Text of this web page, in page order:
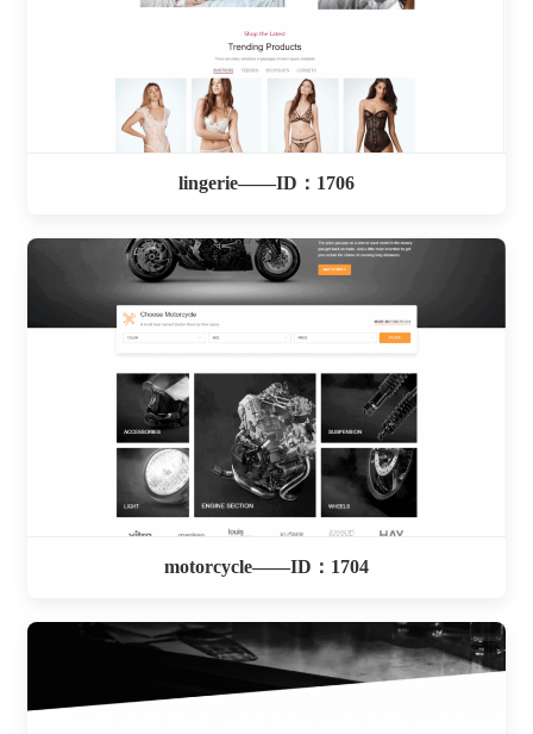
lingerie——ID：1706
motorcycle——ID：1704